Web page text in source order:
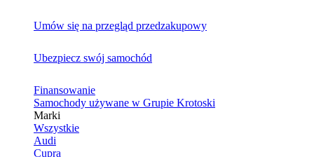
Umów się na przegląd przedzakupowy
Ubezpiecz swój samochód
Finansowanie
Samochody używane w Grupie Krotoski
Marki
Wszystkie
Audi
Cupra